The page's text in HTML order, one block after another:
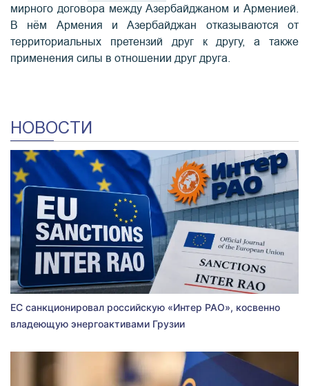
мирного договора между Азербайджаном и Арменией.
В нём Армения и Азербайджан отказываются от
территориальных претензий друг к другу, а также
применения силы в отношении друг друга.
НОВОСТИ
ЕС санкционировал российскую «Интер РАО», косвенно
владеющую энергоактивами Грузии